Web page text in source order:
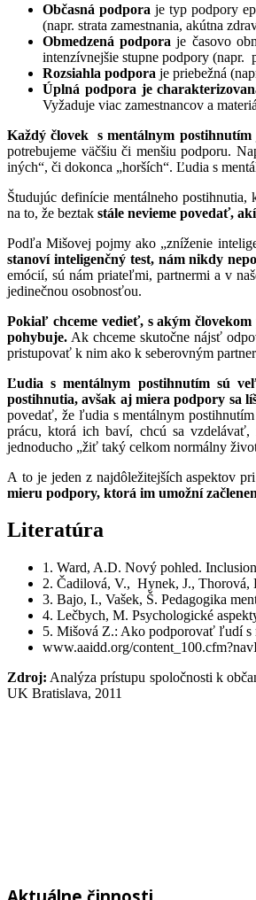
Občasná podpora je typ podpory
(napr. strata zamestnania, akútna
Obmedzená podpora je časovo
intenzívnejšie stupne podpory (napr.
Rozsiahla podpora je priebežná
Úplná podpora je
Vyžaduje viac zamestnancov a
Každý človek s mentálnym
potrebujeme väčšiu či menšiu podporu.
iných“, či dokonca „horších“. Ľudia s
Študujúc definície mentálneho
na to, že beztak stále nevieme povedať,
Podľa Mišovej pojmy ako „zníženie
stanoví inteligenčný test, nám nikdy
emócií, sú nám priateľmi, partnermi a v
jedinečnou osobnosťou.
Pokiaľ chceme vedieť, s akým
pohybuje. Ak chceme skutočne nájsť
pristupovať k nim ako k seberovným
Ľudia s mentálnym postihnutím sú
postihnutia, avšak aj miera podpory sa
povedať, že ľudia s mentálnym
prácu, ktorá ich baví, chcú sa
jednoducho „žiť taký celkom normálny
A to je jeden z najdôležitejších aspektov
mieru podpory, ktorá im umožní
Literatúra
1. Ward, A.D. Nový pohled.
2. Čadilová, V., Hynek, J., Thorová,
3. Bajo, I., Vašek, Š. Pedagogika
4. Lečbych, M. Psychologické
5. Mišová Z.: Ako podporovať ľudí s
www.aaidd.org/
Zdroj: Analýza prístupu spoločnosti k
UK Bratislava, 2011